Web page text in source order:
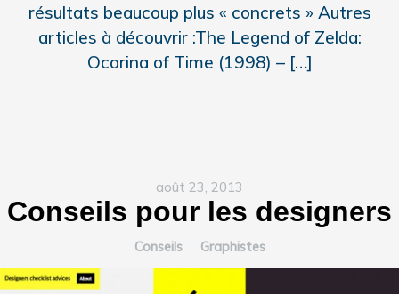
résultats beaucoup plus « concrets » Autres
articles à découvrir :The Legend of Zelda:
Ocarina of Time (1998) – […]
août 23, 2013
Conseils pour les designers
Conseils Graphistes